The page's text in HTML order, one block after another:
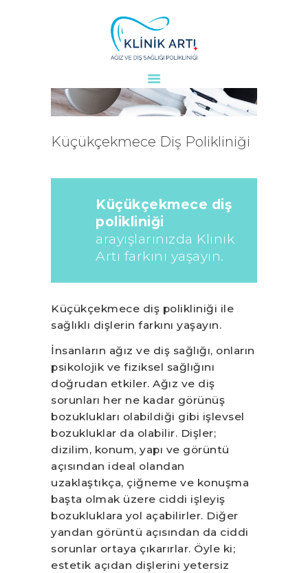
ANASAYFA
KURUMSAL
TEDAVILER
AYDINLATMA
METNI
BLOG
İLETIŞIM
Küçükçekmece Diş Polikliniği
Küçükçekmece diş
polikliniği
arayışlarınızda Klinik
Artı farkını yaşayın.
Küçükçekmece diş polikliniği ile
sağlıklı dişlerin farkını yaşayın.
İnsanların ağız ve diş sağlığı, onların
psikolojik ve fiziksel sağlığını
doğrudan etkiler. Ağız ve diş
sorunları her ne kadar görünüş
bozuklukları olabildiği gibi işlevsel
bozukluklar da olabilir. Dişler;
dizilim, konum, yapı ve görüntü
açısından ideal olandan
uzaklaştıkça, çiğneme ve konuşma
başta olmak üzere ciddi işleyiş
bozukluklara yol açabilirler. Diğer
yandan görüntü açısından da ciddi
sorunlar ortaya çıkarırlar. Öyle ki;
estetik açıdan dişlerini yetersiz